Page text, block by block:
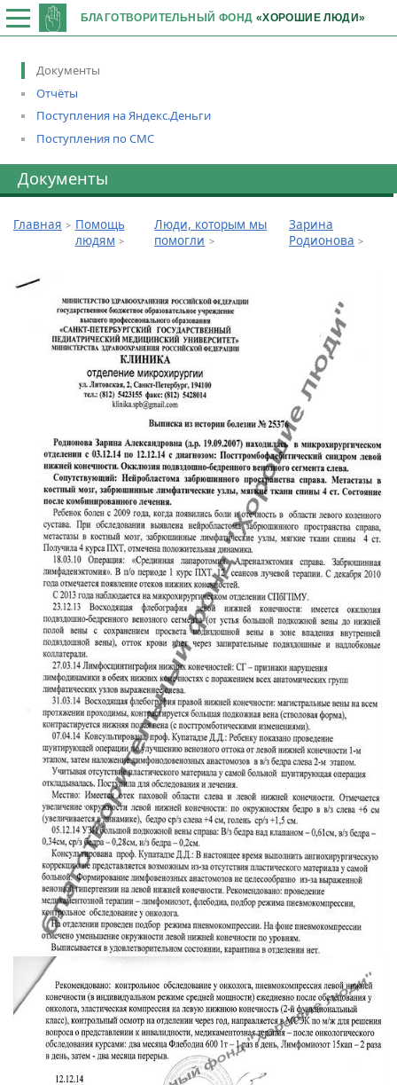
БЛАГОТВОРИТЕЛЬНЫЙ ФОНД «ХОРОШИЕ ЛЮДИ»
Документы
Отчёты
Поступления на Яндекс.Деньги
Поступления по СМС
Документы
Главная
Помощь
людям
Люди, которым мы
помогли
Зарина
Родионова